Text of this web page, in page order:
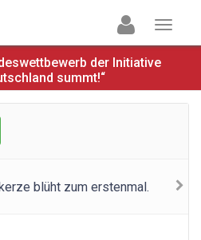
der Initiative
summt!“